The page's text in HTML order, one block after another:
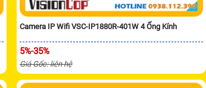
Camera IP Wifi VSC-IP1880R-401W 4 Ống Kính
5%-35%
Giá Gốc: liên hệ